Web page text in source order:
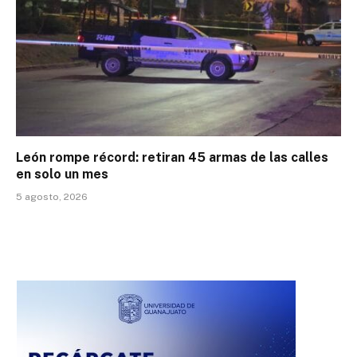
León rompe récord: retiran 45 armas de las calles
en solo un mes
5 agosto, 2026